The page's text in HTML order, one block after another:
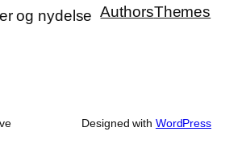
og nydelse AuthorsThemes
Designed with WordPress